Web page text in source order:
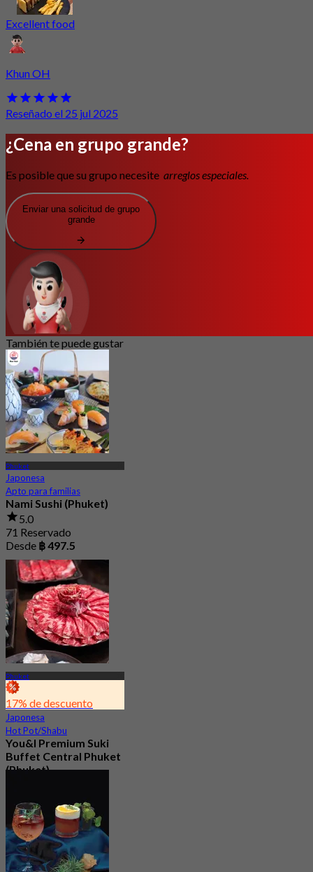
Excellent food
Khun OH
Reseñado el 25 jul 2025
¿Cena en grupo grande?
Es posible que su grupo necesite arreglos especiales.
Enviar una solicitud de grupo
grande
También te puede gustar
Phuket
Japonesa
Apto para familias
Nami Sushi (Phuket)
5.0
71 Reservado
Desde ฿ 497.5
Phuket
17% de descuento
Japonesa
Hot Pot/Shabu
You&I Premium Suki
Buffet Central Phuket
(Phuket)
Desde฿ 698